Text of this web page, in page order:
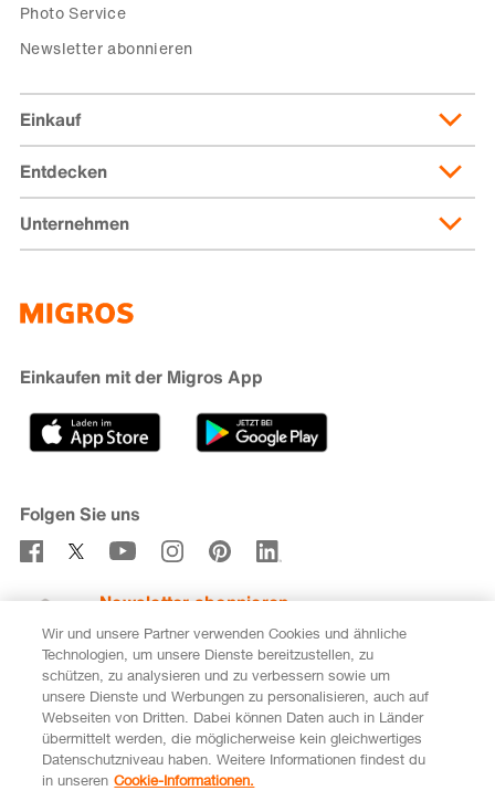
Photo Service
Newsletter abonnieren
Einkauf
Lieferung & Lieferkosten
Lieferpass
Zahlungsmöglichkeiten
Cumulus
Filialfinder
Entdecken
Migusto
iMpuls
Migros Bank
Unternehmen
Nachhaltigkeit
Karriere
Sponsoring
Medien
Verhaltenskodex & Meldestelle
Einkaufen mit der Migros App
Folgen Sie uns
Newsletter abonnieren
Rechtliches Datenschutz
Impressum
Cookie-Einstellungen
FR
Wir und unsere Partner verwenden Cookies und ähnliche
Technologien, um unsere Dienste bereitzustellen, zu
schützen, zu analysieren und zu verbessern sowie um
unsere Dienste und Werbungen zu personalisieren, auch auf
Webseiten von Dritten. Dabei können Daten auch in Länder
übermittelt werden, die möglicherweise kein gleichwertiges
Datenschutzniveau haben. Weitere Informationen findest du
in unseren Cookie-Informationen.